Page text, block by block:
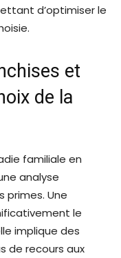
d’optimiser le
et
de la
familiale en
analyse
primes. Une
le
implique des
de recours aux